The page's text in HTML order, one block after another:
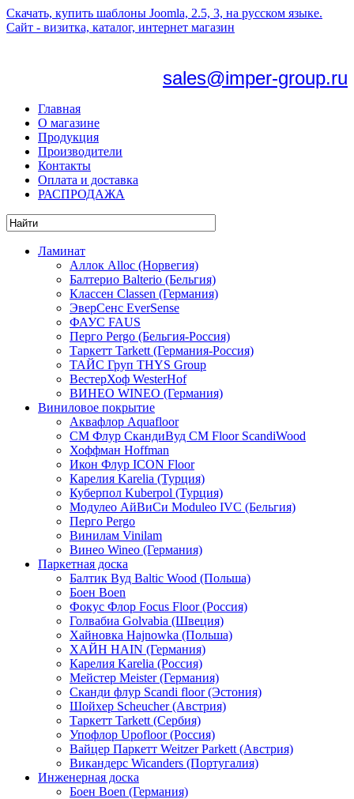
Скачать, купить шаблоны Joomla, 2.5, 3, на русском языке.
Сайт - визитка, каталог, интернет магазин
sales@imper-group.ru
Главная
О магазине
Продукция
Производители
Контакты
Оплата и доставка
РАСПРОДАЖА
Ламинат
Аллок Alloc (Норвегия)
Балтерио Balterio (Бельгия)
Классен Classen (Германия)
ЭверСенс EverSense
ФАУС FAUS
Перго Pergo (Бельгия-Россия)
Таркетт Tarkett (Германия-Россия)
ТАЙС Груп THYS Group
ВестерХоф WesterHof
ВИНЕО WINEO (Германия)
Виниловое покрытие
Аквафлор Aquafloor
СМ Флур СкандиВуд CM Floor ScandiWood
Хоффман Hoffman
Икон Флур ICON Floor
Карелия Karelia (Турция)
Куберпол Kuberpol (Турция)
Модулео АйВиСи Moduleo IVC (Бельгия)
Перго Pergo
Винилам Vinilam
Винео Wineo (Германия)
Паркетная доска
Балтик Вуд Baltic Wood (Польша)
Боен Boen
Фокус Флор Focus Floor (Россия)
Голвабиа Golvabia (Швеция)
Хайновка Hajnowka (Польша)
ХАЙН HAIN (Германия)
Карелия Karelia (Россия)
Мейстер Meister (Германия)
Сканди флур Scandi floor (Эстония)
Шойхер Scheucher (Австрия)
Таркетт Tarkett (Сербия)
Упофлор Upofloor (Россия)
Вайцер Паркетт Weitzer Parkett (Австрия)
Викандерс Wicanders (Португалия)
Инженерная доска
Боен Boen (Германия)